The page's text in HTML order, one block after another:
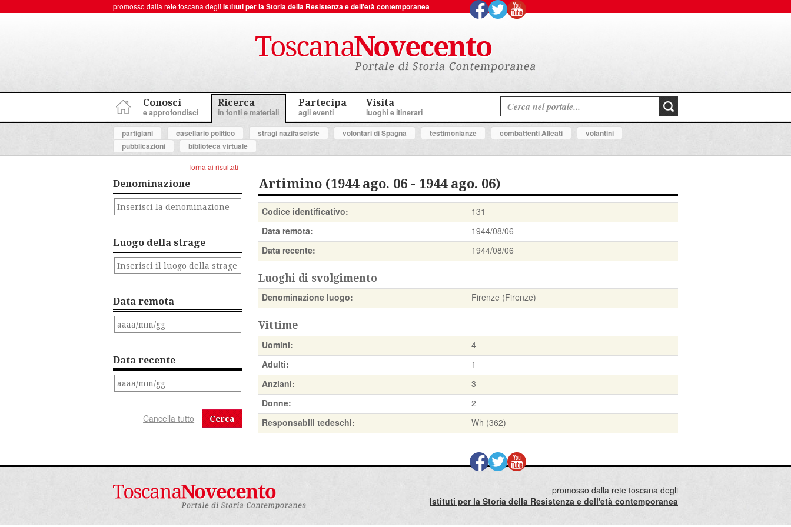
promosso dalla rete toscana degli Istituti per la Storia della Resistenza e dell'età contemporanea
Conosci
e approfondisci
Ricerca
in fonti e materiali
Partecipa
agli eventi
Visita
luoghi e itinerari
partigiani
casellario politico stragi nazifasciste volontari di Spagna testimonianze combattenti Alleati
volantini
pubblicazioni
biblioteca virtuale
Denominazione
Luogo della strage
Data remota
Data recente
Cerca
Torna ai risultati
Artimino (1944 ago. 06 - 1944 ago. 06)
Codice identificativo:
131
Data remota:
1944/08/06
Data recente:
1944/08/06
Luoghi di svolgimento
Denominazione luogo: Firenze (Firenze)
Vittime
Uomini:
4
Adulti:
1
Anziani:
3
Donne:
2
Responsabili tedeschi:
Wh (362)
promosso dalla rete toscana degli
Istituti per la Storia della Resistenza e dell'età contemporanea